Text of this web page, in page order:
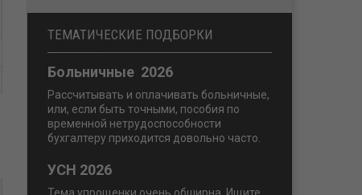
ТЕМАТИЧЕСКИЕ ПОДБОРКИ
Больничные 2026
Рассчитывать и оплачивать больничные,
или, если быть точными, пособия по
временной нетрудоспособности
бухгалтеру приходится довольно часто.
УСН 2026